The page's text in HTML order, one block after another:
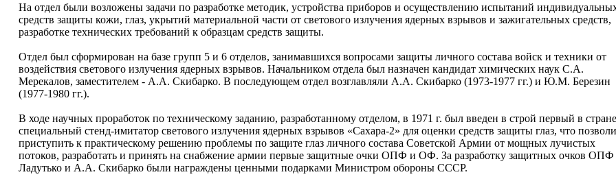
На отдел были возложены задачи по разработке методик, устройства приборов и осуществлению испытаний
средств защиты кожи, глаз, укрытий материальной части от светового излучения ядерных взрывов и зажигательных средств,
разработке технических требований к образцам средств защиты.
Отдел был сформирован на базе групп 5 и 6 отделов, занимавшихся вопросами защиты личного состава войск и техники от
воздействия светового излучения ядерных взрывов. Начальником отдела был назначен кандидат химических наук С.А.
Мерекалов, заместителем - А.А. Скибарко. В последующем отдел возглавляли А.А. Скибарко (1973-1977 гг.) и Ю.М. Березин
(1977-1980 гг.).
В ходе научных проработок по техническому заданию, разработанному отделом, в 1971 г. был введен в строй первый в стране
специальный стенд-имитатор светового излучения ядерных взрывов «Сахара-2» для оценки средств защиты глаз, что
приступить к практическому решению проблемы по защите глаз личного состава Советской Армии от мощных лучистых
потоков, разработать и принять на снабжение армии первые защитные очки ОПФ и ОФ. За разработку защитных очков
Ладутько и А.А. Скибарко были награждены ценными подарками Министром обороны СССР.